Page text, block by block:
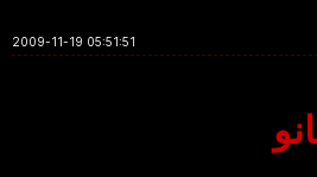
2009-11-19 05:51:51